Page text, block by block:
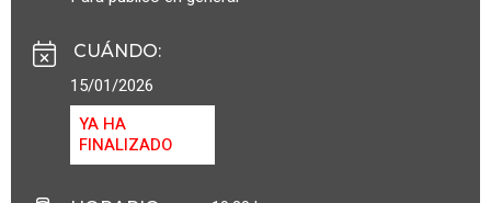
CUÁNDO:
15/01/2026
YA HA
FINALIZADO